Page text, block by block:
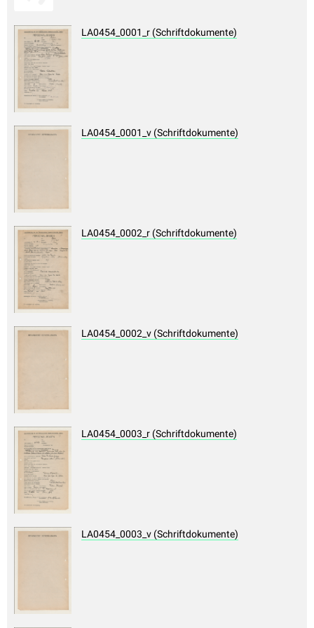
LA0454_0001_r (Schriftdokumente)
LA0454_0001_v (Schriftdokumente)
LA0454_0002_r (Schriftdokumente)
LA0454_0002_v (Schriftdokumente)
LA0454_0003_r (Schriftdokumente)
LA0454_0003_v (Schriftdokumente)